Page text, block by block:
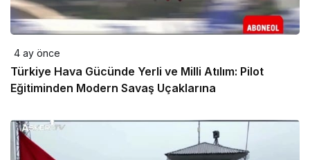
4 ay önce
Türkiye Hava Gücünde Yerli ve Milli Atılım: Pilot
Eğitiminden Modern Savaş Uçaklarına